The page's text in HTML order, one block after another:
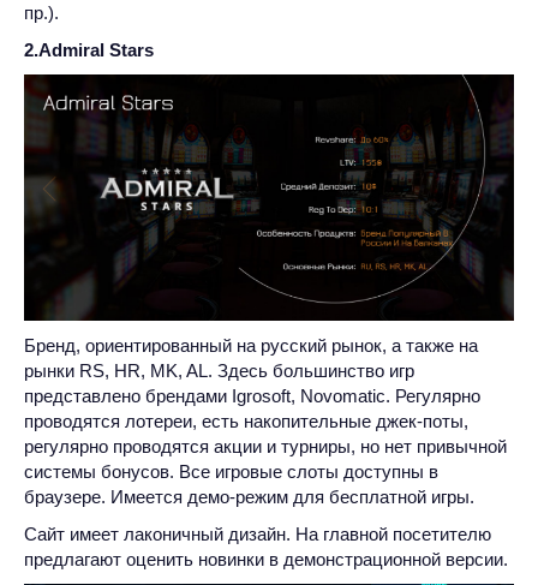
пр.).
2.Admiral Stars
Бренд, ориентированный на русский рынок, а также на
рынки RS, HR, MK, AL. Здесь большинство игр
представлено брендами Igrosoft, Novomatic. Регулярно
проводятся лотереи, есть накопительные джек-поты,
регулярно проводятся акции и турниры, но нет привычной
системы бонусов. Все игровые слоты доступны в
браузере. Имеется демо-режим для бесплатной игры.
Сайт имеет лаконичный дизайн. На главной посетителю
предлагают оценить новинки в демонстрационной версии.